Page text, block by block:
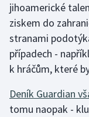
Ragby
Rychlobruslení
Rychlostní
Short track
jihoamerické
ziskem do
stranami
případech -
k hráčům, které
Deník Guardian
tomu naopak -